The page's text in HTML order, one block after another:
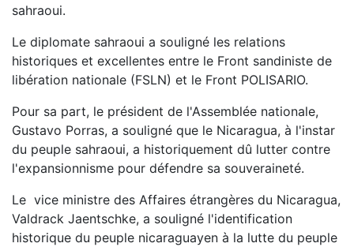
sahraoui.
Le diplomate sahraoui a souligné les relations
historiques et excellentes entre le Front sandiniste de
libération nationale (FSLN) et le Front POLISARIO.
Pour sa part, le président de l'Assemblée nationale,
Gustavo Porras, a souligné que le Nicaragua, à l'instar
du peuple sahraoui, a historiquement dû lutter contre
l'expansionnisme pour défendre sa souveraineté.
Le vice ministre des Affaires étrangères du Nicaragua,
Valdrack Jaentschke, a souligné l'identification
historique du peuple nicaraguayen à la lutte du peuple